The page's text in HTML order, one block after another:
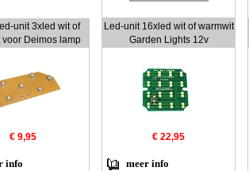
unit 3xled wit of
voor Deimos lamp
€ 9,95
info
Led-unit 16xled wit of warmwit
Garden Lights 12v
€ 22,95
meer info